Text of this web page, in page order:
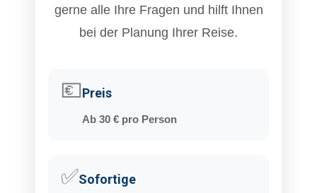
gerne alle Ihre Fragen und hilft Ihnen
bei der Planung Ihrer Reise.
💶Preis
Ab 30 € pro Person
✅Sofortige